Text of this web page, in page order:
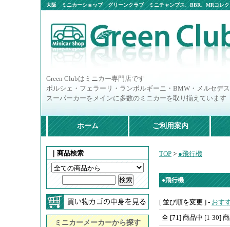
大阪 ミニカーショップ グリーンクラブ ミニチャンプス、BBR、MRコレ
Green Clubはミニカー専門店です
ポルシェ・フェラーリ・ランボルギーニ・BMW・メルセデ
スーパーカーをメインに多数のミニカーを取り揃えています
ホーム ご利用案内
｜商品検索
ミニカーメーカーから探す
TOP > ●飛行機
●飛行機
[ 並び順を変更 ] - おす
全 [71] 商品中 [1-30]